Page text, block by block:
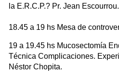
la E.R.C.P.? Pr. Jean Escourrou.
18.45 a 19 hs Mesa de
19 a 19.45 hs Mucosectomía
Técnica Complicaciones.
Néstor Chopita.